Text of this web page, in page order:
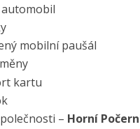
mobilní paušál
kartu
– Horní